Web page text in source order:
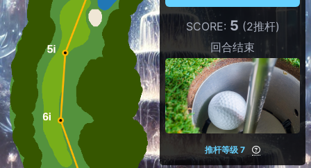
SCORE: 5 (2推杆)
回合结束
推杆等级 7